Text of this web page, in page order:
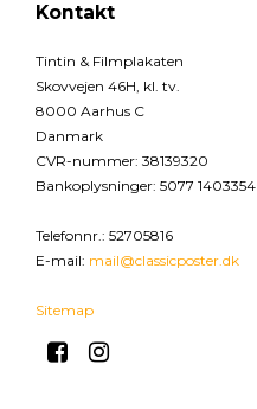
Kontakt
Tintin & Filmplakaten
Skovvejen 46H, kl. tv.
8000 Aarhus C
Danmark
CVR-nummer: 38139320
Bankoplysninger: 5077 1403354
Telefonnr.: 52705816
E-mail: mail@classicposter.dk
Sitemap